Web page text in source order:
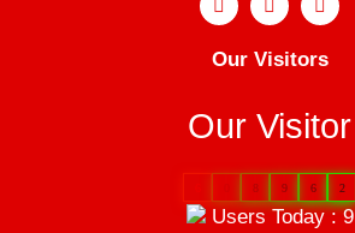
Our Visitors
Our Visitor
8 9 6 2
Users Today : 9